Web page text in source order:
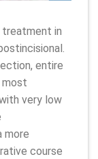
treatment in
entire
most
very low
more
course